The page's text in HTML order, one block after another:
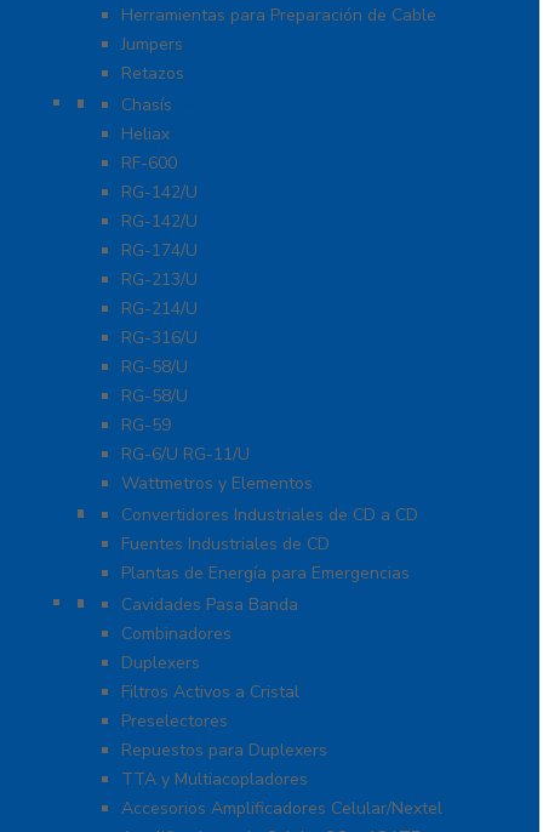
Herramientas para Preparación de Cable
Jumpers
Retazos
Conectores
Chasís
Heliax
RF-600
RG-142/U
RG-142/U
RG-174/U
RG-213/U
RG-214/U
RG-316/U
RG-58/U
RG-58/U
RG-59
RG-6/U RG-11/U
Wattmetros y Elementos
Energía
Convertidores Industriales de CD a CD
Fuentes Industriales de CD
Plantas de Energía para Emergencias
Filtros y Sistemas en RF
Cavidades Pasa Banda
Combinadores
Duplexers
Filtros Activos a Cristal
Preselectores
Repuestos para Duplexers
TTA y Multiacopladores
Accesorios Amplificadores Celular/Nextel